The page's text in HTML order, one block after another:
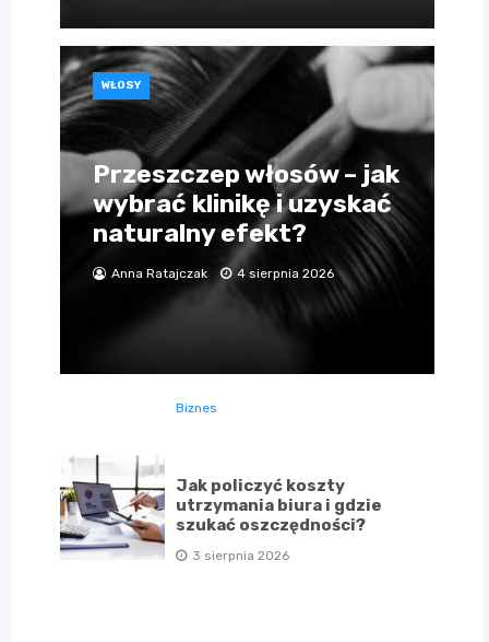
WŁOSY
Przeszczep włosów – jak
wybrać klinikę i uzyskać
naturalny efekt?
Anna Ratajczak 4 sierpnia 2026
Biznes
Jak policzyć koszty
utrzymania biura i gdzie
szukać oszczędności?
3 sierpnia 2026